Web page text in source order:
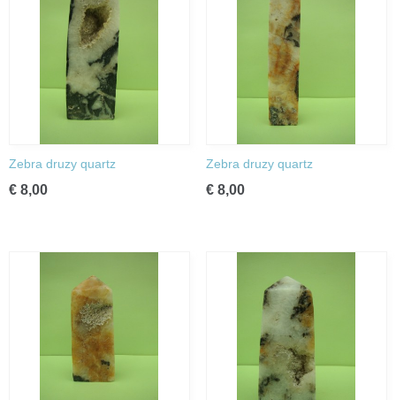
Zebra druzy quartz
€ 8,00
Zebra druzy quartz
€ 8,00